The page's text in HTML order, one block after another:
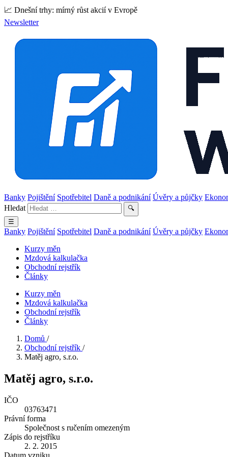
📈 Dnešní trhy: mírný růst akcií v Evropě
Newsletter
Banky Pojištění Spotřebitel Daně a podnikání Úvěry a půjčky
Hledat
🔍
☰
Banky Pojištění Spotřebitel Daně a podnikání Úvěry a půjčky
Kurzy měn
Mzdová kalkulačka
Obchodní rejstřík
Články
Kurzy měn
Mzdová kalkulačka
Obchodní rejstřík
Články
Domů /
Obchodní rejstřík /
Matěj agro, s.r.o.
Matěj agro, s.r.o.
IČO
03763471
Právní forma
Společnost s ručením omezeným
Zápis do rejstříku
2. 2. 2015
Datum vzniku